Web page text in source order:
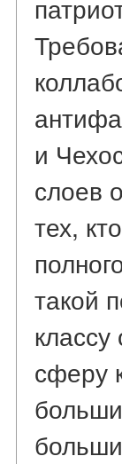
и
слоев
тех,
такой
сферу